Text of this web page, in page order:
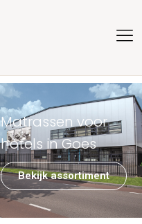
Matrassen voor
hotels in Goes
Bekijk assortiment